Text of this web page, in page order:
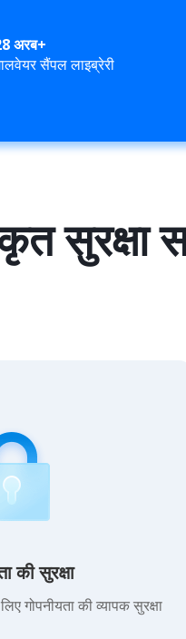
अरब+
सैंपल लाइब्रेरी
सुरक्षा
की सुरक्षा
गोपनीयता की व्यापक सुरक्षा